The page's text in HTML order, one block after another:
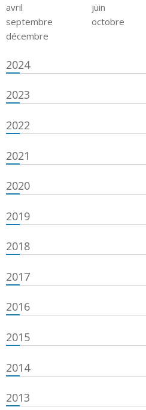
avril
juin
septembre
octobre
décembre
2024
2023
2022
2021
2020
2019
2018
2017
2016
2015
2014
2013